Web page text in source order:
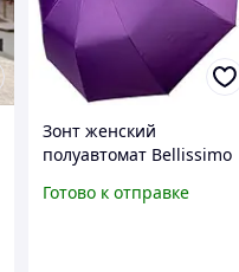
Зонт женский
полуавтомат Bellissimo
небо", 10 спиц
Готово к отправке